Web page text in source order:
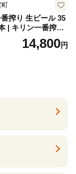
町
搾り 生ビール 35
| キリン一番搾り
ル 一番搾り ビー
りんいちばんしぼ
14,800円